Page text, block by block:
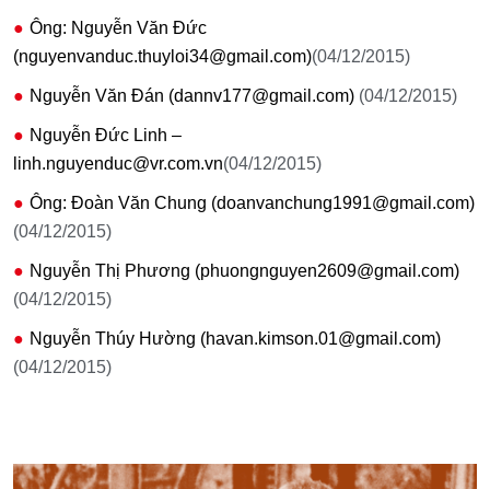
Ông: Nguyễn Văn Đức
(nguyenvanduc.thuyloi34@gmail.com)(04/12/2015)
Nguyễn Văn Đán (dannv177@gmail.com) (04/12/2015)
Nguyễn Đức Linh –
linh.nguyenduc@vr.com.vn(04/12/2015)
Ông: Đoàn Văn Chung (doanvanchung1991@gmail.com)
(04/12/2015)
Nguyễn Thị Phương (phuongnguyen2609@gmail.com)
(04/12/2015)
Nguyễn Thúy Hường (havan.kimson.01@gmail.com)
(04/12/2015)